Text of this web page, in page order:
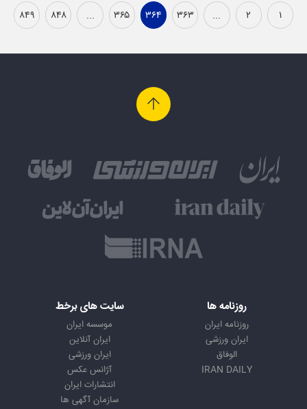
۱ ۲ ... ۳۶۳ ۳۶۴ ۳۶۵ ... ۸۴۸ ۸۴۹
روزنامه ها
روزنامه ایران
ایران ورزشی
الوفاق
IRAN DAILY
سایت های برخط
موسسه ایران
ایران آنلاین
ایران ورزشی
آژانس عکس
انتشارات ایران
سازمان آگهی ها